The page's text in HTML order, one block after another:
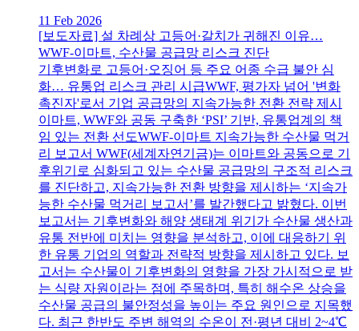
11 Feb 2026
[보도자료] 설 차례상 고등어·갈치가 귀해진 이유…
WWF-이마트, 수산물 공급망 리스크 진단
기후변화로 고등어·오징어 등 주요 어종 수급 불안 심
화… 유통업 리스크 관리 시급WWF, 평가자 넘어 '변화
촉진자'로서 기업 공급망의 지속가능한 전환 전략 제시
이마트, WWF와 공동 구축한 ‘PSI’ 기반, 유통업계의 책
임 있는 전환 선도WWF-이마트 지속가능한 수산물 먹거
리 보고서 WWF(세계자연기금)는 이마트와 공동으로 기
후위기로 심화되고 있는 수산물 공급망의 구조적 리스크
를 진단하고, 지속가능한 전환 방향을 제시하는 ‘지속가
능한 수산물 먹거리 보고서’를 발간했다고 밝혔다. 이번
보고서는 기후변화와 해양 생태계 위기가 수산물 생산과
유통 전반에 미치는 영향을 분석하고, 이에 대응하기 위
한 유통 기업의 역할과 전략적 방향을 제시하고 있다. 보
고서는 수산물이 기후변화의 영향을 가장 가시적으로 받
는 식량 자원이라는 점에 주목하며, 특히 해수온 상승을
수산물 공급의 불안정성을 높이는 주요 원인으로 지목했
다. 최근 한반도 주변 해역의 수온이 전·평년 대비 2~4℃